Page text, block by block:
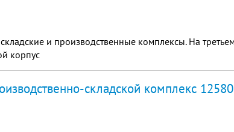
и производственные комплексы. На
корпус
складской комплекс